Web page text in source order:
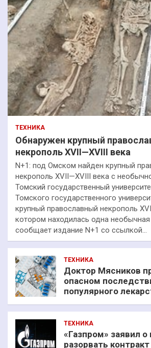
ТЕХНИКА
Обнаружен крупный
некрополь XVII—XVIII века
N+1: под Омском найден крупный
некрополь XVII—XVIII века с
Томский государственный
Томского государственного
крупный православный некрополь
котором находилась одна
сообщает издание N+1 со ссылкой…
ТЕХНИКА
Доктор Мясников
опасном
популярного
ТЕХНИКА
«Газпром» заявил
разорвать